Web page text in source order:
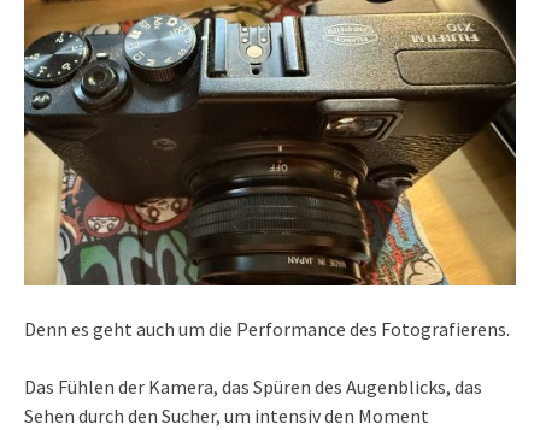
Denn es geht auch um die Performance des Fotografierens.
Das Fühlen der Kamera, das Spüren des Augenblicks, das
Sehen durch den Sucher, um intensiv den Moment